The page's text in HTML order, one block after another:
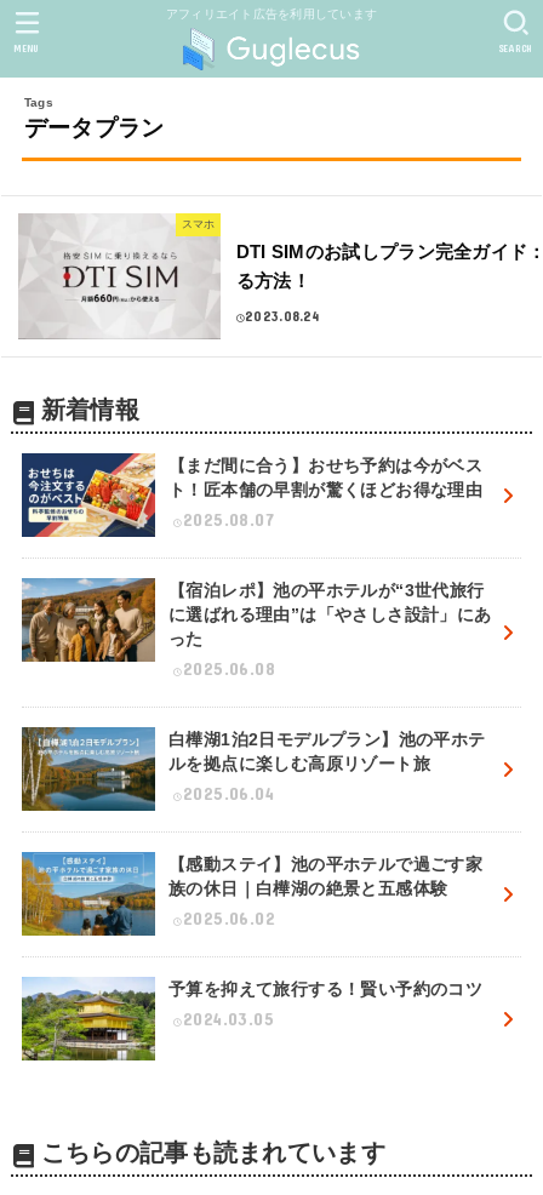
アフィリエイト広告を利用しています
SEARCH
MENU
データプラン
スマホ
DTI SIMのお試しプラン完全ガイド
る方法！
2023.08.24
新着情報
【まだ間に合う】おせち予約は今がベス
ト！匠本舗の早割が驚くほどお得な理由
2025.08.07
【宿泊レポ】池の平ホテルが“3世代旅行
に選ばれる理由”は「やさしさ設計」にあ
った
2025.06.08
白樺湖1泊2日モデルプラン】池の平ホテ
ルを拠点に楽しむ高原リゾート旅
2025.06.04
【感動ステイ】池の平ホテルで過ごす家
族の休日｜白樺湖の絶景と五感体験
2025.06.02
予算を抑えて旅行する！賢い予約のコツ
2024.03.05
こちらの記事も読まれています